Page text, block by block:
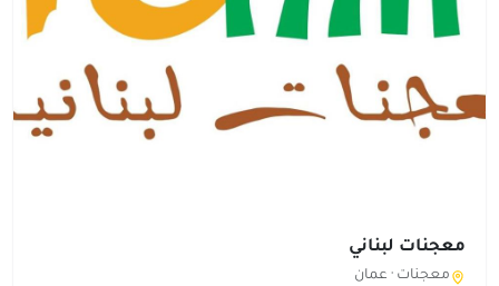
معجنات لبناني
معجنات · عمان